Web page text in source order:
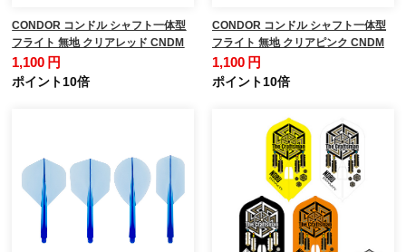
CONDOR コンドル シャフト一体型
フライト 無地 クリアレッド CNDM
1,100 円
ポイント10倍
CONDOR コンドル シャフト一体型
フライト 無地 クリアピンク CNDM
1,100 円
ポイント10倍